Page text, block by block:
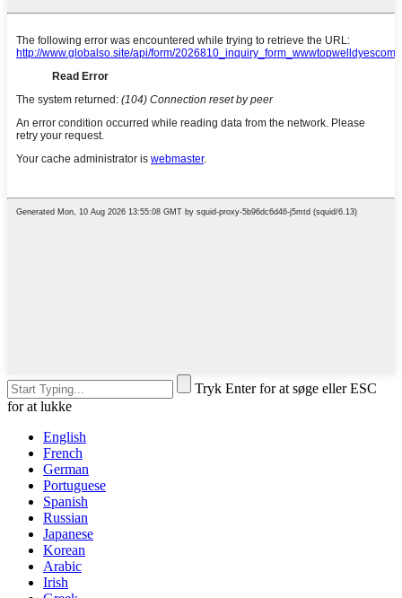
Tryk Enter for at søge eller ESC
for at lukke
English
French
German
Portuguese
Spanish
Russian
Japanese
Korean
Arabic
Irish